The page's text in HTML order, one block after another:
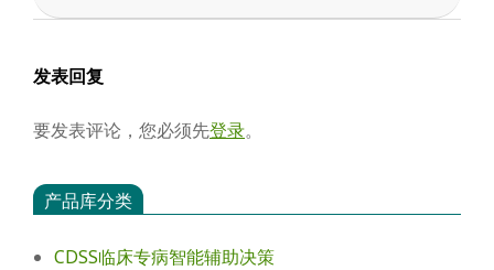
2025-
07
发表回复
要发表评论，您必须先登录。
产品库分类
CDSS临床专病智能辅助决策